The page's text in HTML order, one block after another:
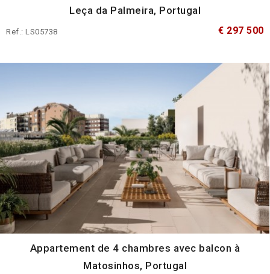
Leça da Palmeira, Portugal
Ref.: LS05738 € 297 500
Appartement de 4 chambres avec balcon à
Matosinhos, Portugal